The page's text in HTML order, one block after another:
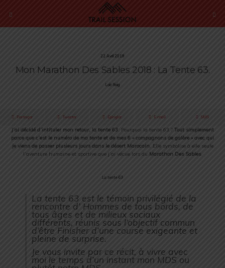
22 Avril 2018
Mon Marathon Des Sables 2018 : La Tente 63.
Loïc Roig
Partager Tweeter Épingler E-mail SMS
J’ai décidé d’intituler mon retour, la tente 63. Pourquoi la tente 63 ? Tout simplement
parce que c’est le numéro de ma tente et de mes 6 « compagnons de galère » avec qui
je viens de passer plusieurs jours dans le désert Marocain. Elle symbolise à elle seule
l’aventure humaine et sportive que j’ai vécue lors du Marathon Des Sables.
La tente 63
La tente 63 est le témoin privilégié de la
rencontre d’ Hommes de tous bords, de
tous âges et de milieux sociaux
différents, réunis sous l’objectif commun
d’être Finisher d’une course exigeante et
pleine de surprise.
Je vous invite par ce récit, à vivre avec
moi le temps d’un instant mon MDS ou